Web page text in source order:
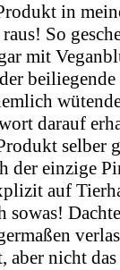
in
So
mit
beiliegende
darauf
selber
der einzige
auf
aber nicht